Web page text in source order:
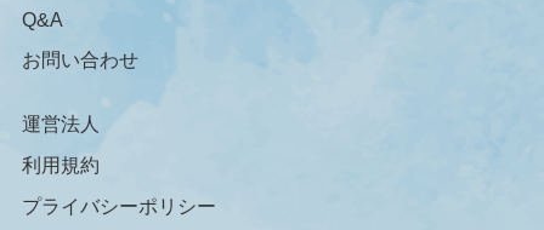
Q&A
お問い合わせ
運営法人
利用規約
プライバシーポリシー